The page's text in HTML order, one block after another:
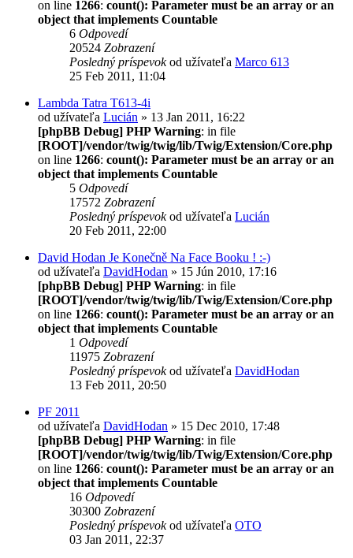
on line 1266: count(): Parameter must be an array or an
object that implements Countable
6 Odpovedí
20524 Zobrazení
Posledný príspevokod užívateľa Marco 613
25 Feb 2011, 11:04
Lambda Tatra T613-4i
od užívateľa Lucián » 13 Jan 2011, 16:22
[phpBB Debug] PHP Warning: in file
[ROOT]/vendor/twig/twig/lib/Twig/Extension/Core.php
on line 1266: count(): Parameter must be an array or an
object that implements Countable
5 Odpovedí
17572 Zobrazení
Posledný príspevokod užívateľa Lucián
20 Feb 2011, 22:00
David Hodan Je Konečně Na Face Booku ! :-)
od užívateľa DavidHodan » 15 Jún 2010, 17:16
[phpBB Debug] PHP Warning: in file
[ROOT]/vendor/twig/twig/lib/Twig/Extension/Core.php
on line 1266: count(): Parameter must be an array or an
object that implements Countable
1 Odpovedí
11975 Zobrazení
Posledný príspevokod užívateľa DavidHodan
13 Feb 2011, 20:50
PF 2011
od užívateľa DavidHodan » 15 Dec 2010, 17:48
[phpBB Debug] PHP Warning: in file
[ROOT]/vendor/twig/twig/lib/Twig/Extension/Core.php
on line 1266: count(): Parameter must be an array or an
object that implements Countable
16 Odpovedí
30300 Zobrazení
Posledný príspevokod užívateľa OTO
03 Jan 2011, 22:37